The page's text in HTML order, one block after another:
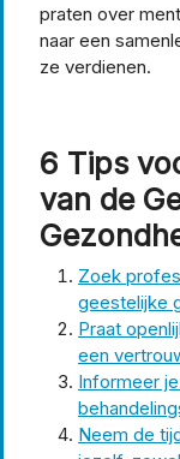
praten over
naar een
ze verdienen.
6 Tips
van de
Zoek
geestelijke
Praat
een
Informeer
Neem de